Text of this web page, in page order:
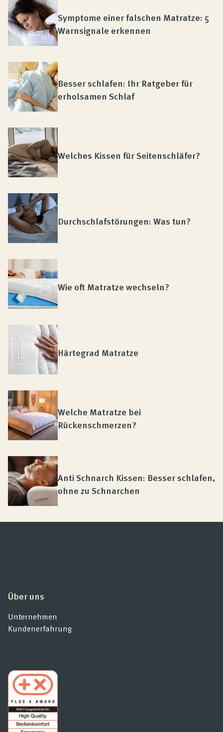
Symptome einer falschen Matratze: 5
Warnsignale erkennen
Besser schlafen: Ihr Ratgeber für
erholsamen Schlaf
Welches Kissen für Seitenschläfer?
Durchschlafstörungen: Was tun?
Wie oft Matratze wechseln?
Härtegrad Matratze
Welche Matratze bei
Rückenschmerzen?
Anti Schnarch Kissen: Besser schlafen,
ohne zu Schnarchen
Über uns
Unternehmen
Kundenerfahrung